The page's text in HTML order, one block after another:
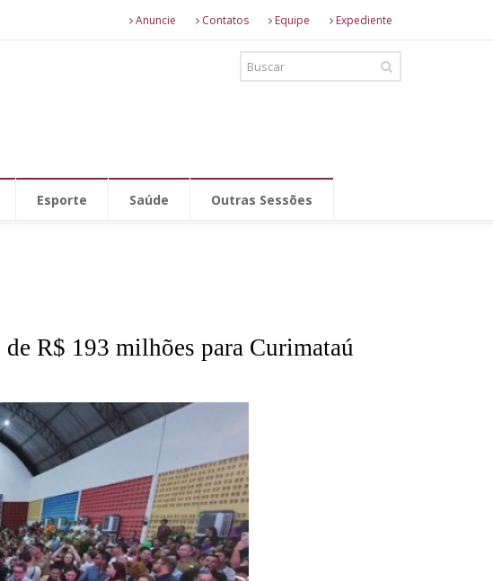
Anuncie Contatos Equipe Expediente
Esporte Saúde Outras Sessões
R$ 193 milhões para Curimataú